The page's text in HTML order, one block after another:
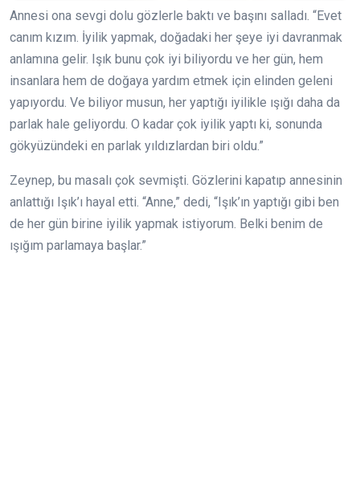
Annesi ona sevgi dolu gözlerle baktı ve başını salladı. “Evet
canım kızım. İyilik yapmak, doğadaki her şeye iyi davranmak
anlamına gelir. Işık bunu çok iyi biliyordu ve her gün, hem
insanlara hem de doğaya yardım etmek için elinden geleni
yapıyordu. Ve biliyor musun, her yaptığı iyilikle ışığı daha da
parlak hale geliyordu. O kadar çok iyilik yaptı ki, sonunda
gökyüzündeki en parlak yıldızlardan biri oldu.”
Zeynep, bu masalı çok sevmişti. Gözlerini kapatıp annesinin
anlattığı Işık’ı hayal etti. “Anne,” dedi, “Işık’ın yaptığı gibi ben
de her gün birine iyilik yapmak istiyorum. Belki benim de
ışığım parlamaya başlar.”